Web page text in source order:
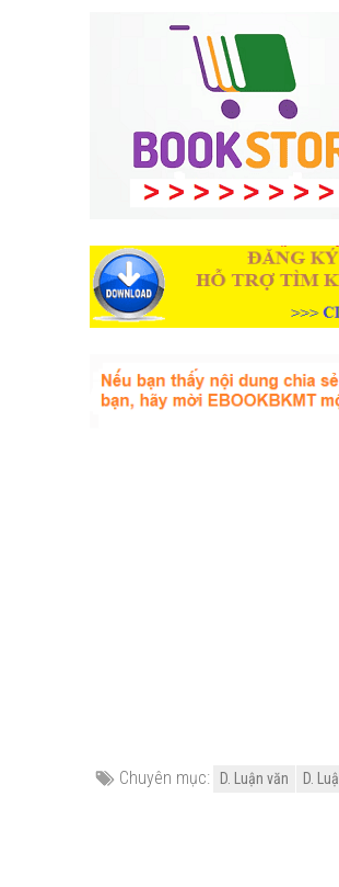
Chuyên mục: D. Luận văn D.